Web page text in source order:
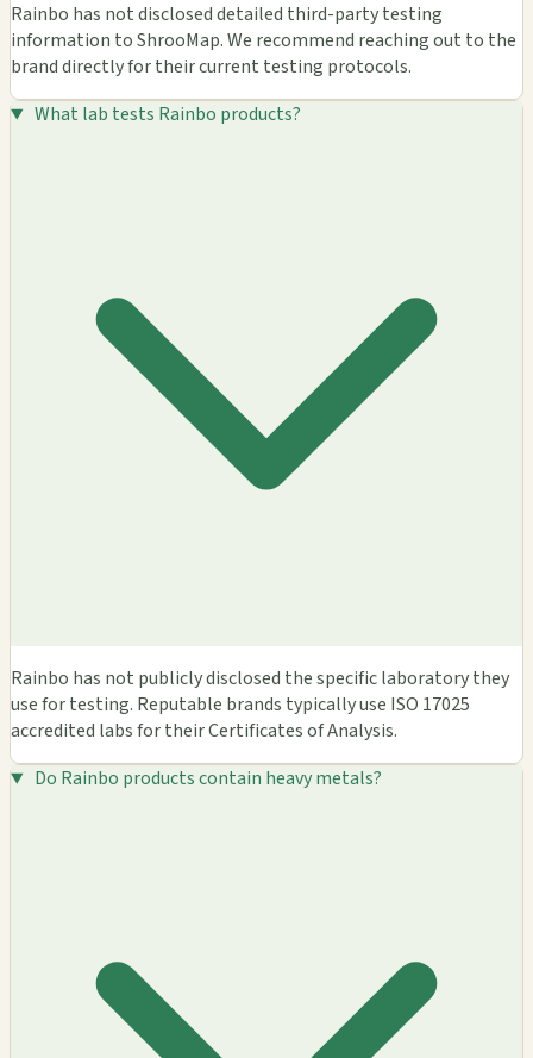
Rainbo has not disclosed detailed third-party testing
information to ShrooMap. We recommend reaching out to the
brand directly for their current testing protocols.
What lab tests Rainbo products?
Rainbo has not publicly disclosed the specific laboratory they
use for testing. Reputable brands typically use ISO 17025
accredited labs for their Certificates of Analysis.
Do Rainbo products contain heavy metals?